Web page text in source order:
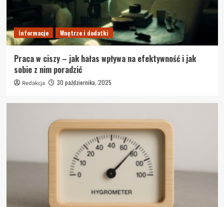
Informacje Wnętrze i dodatki
Praca w ciszy – jak hałas wpływa na efektywność i jak
sobie z nim poradzić
Redakcja 30 października, 2025